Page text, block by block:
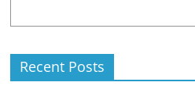
Recent Posts